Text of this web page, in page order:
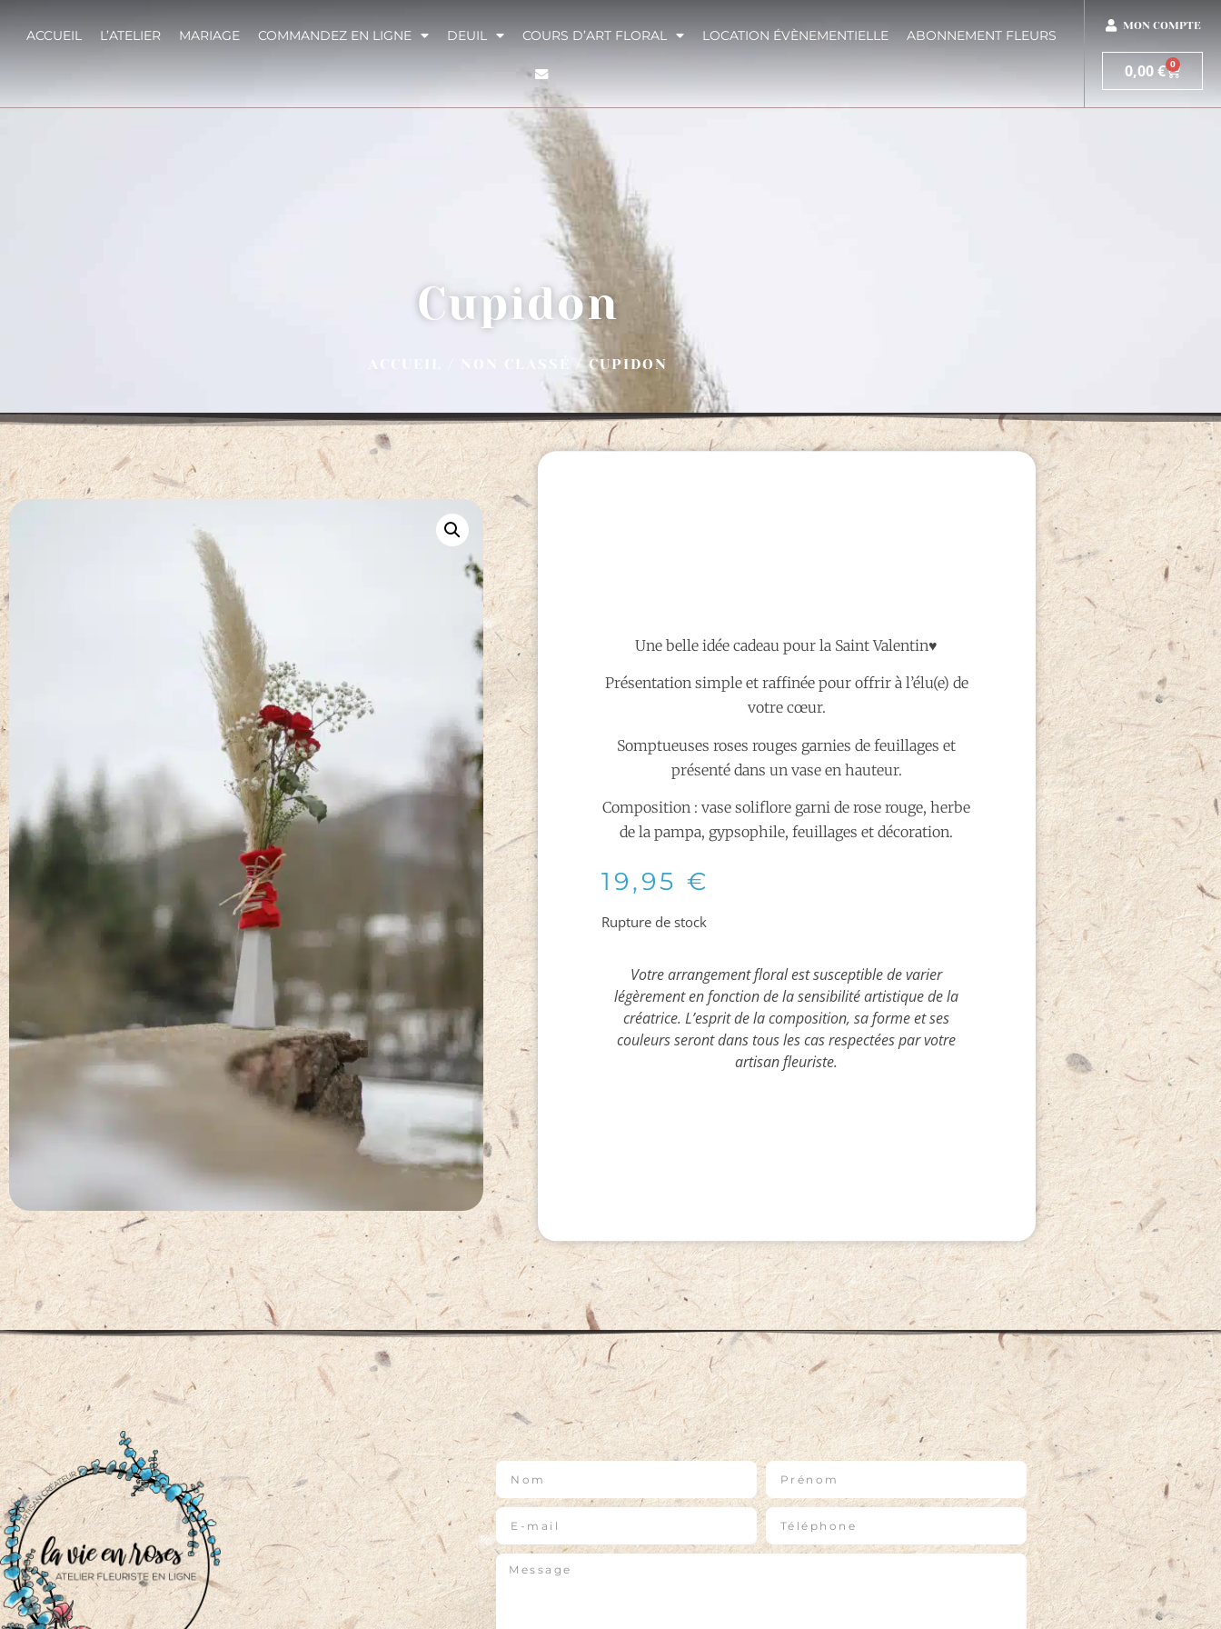
ACCUEIL L’ATELIER MARIAGE COMMANDEZ EN LIGNE DEUIL COURS D’ART FLORAL LOCATION ÉVÈNEMENTIELLE ABONNEMENT FLEURS
MON COMPTE
0,00€ 0
Cupidon
/ CUPIDON
Une belle idée cadeau pour la Saint Valentin♥
Présentation simple et raffinée pour offrir à l’élu(e) de
votre cœur.
Somptueuses roses rouges garnies de feuillages et
présenté dans un vase en hauteur.
Composition : vase soliflore garni de rose rouge, herbe
de la pampa, gypsophile, feuillages et décoration.
19,95 €
Rupture de stock
Votre arrangement floral est susceptible de varier
légèrement en fonction de la sensibilité artistique de la
créatrice. L’esprit de la composition, sa forme et ses
couleurs seront dans tous les cas respectées par votre
artisan fleuriste.